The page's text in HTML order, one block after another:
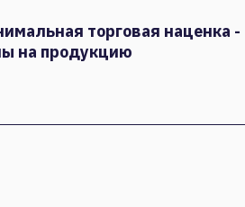
торговая наценка
на продукцию